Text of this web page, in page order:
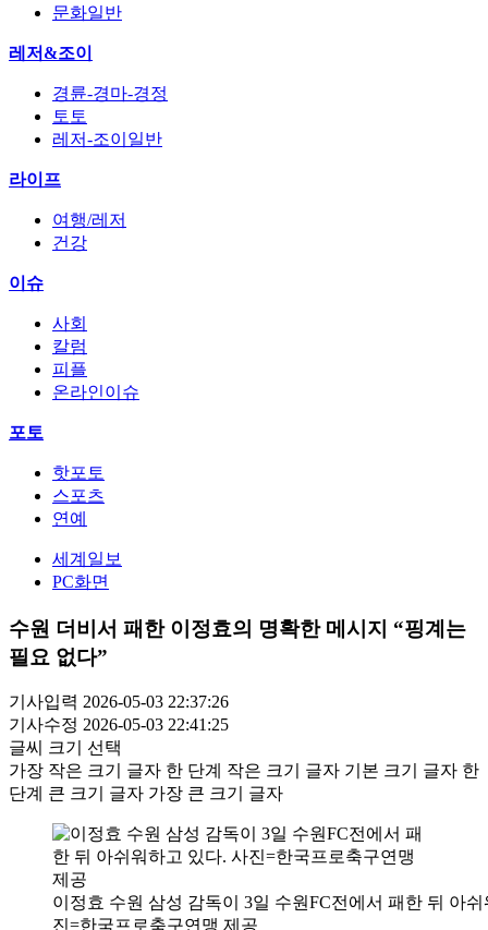
문화일반
레저&조이
경륜-경마-경정
토토
레저-조이일반
라이프
여행/레저
건강
이슈
사회
칼럼
피플
온라인이슈
포토
핫포토
스포츠
연예
세계일보
PC화면
수원 더비서 패한 이정효의 명확한 메시지 “핑계는
필요 없다”
기사입력 2026-05-03 22:37:26
기사수정 2026-05-03 22:41:25
글씨 크기 선택
가장 작은 크기 글자 한 단계 작은 크기 글자 기본 크기 글자 한
단계 큰 크기 글자 가장 큰 크기 글자
이정효 수원 삼성 감독이 3일 수원FC전에서 패한 뒤 아
진=한국프로축구연맹 제공